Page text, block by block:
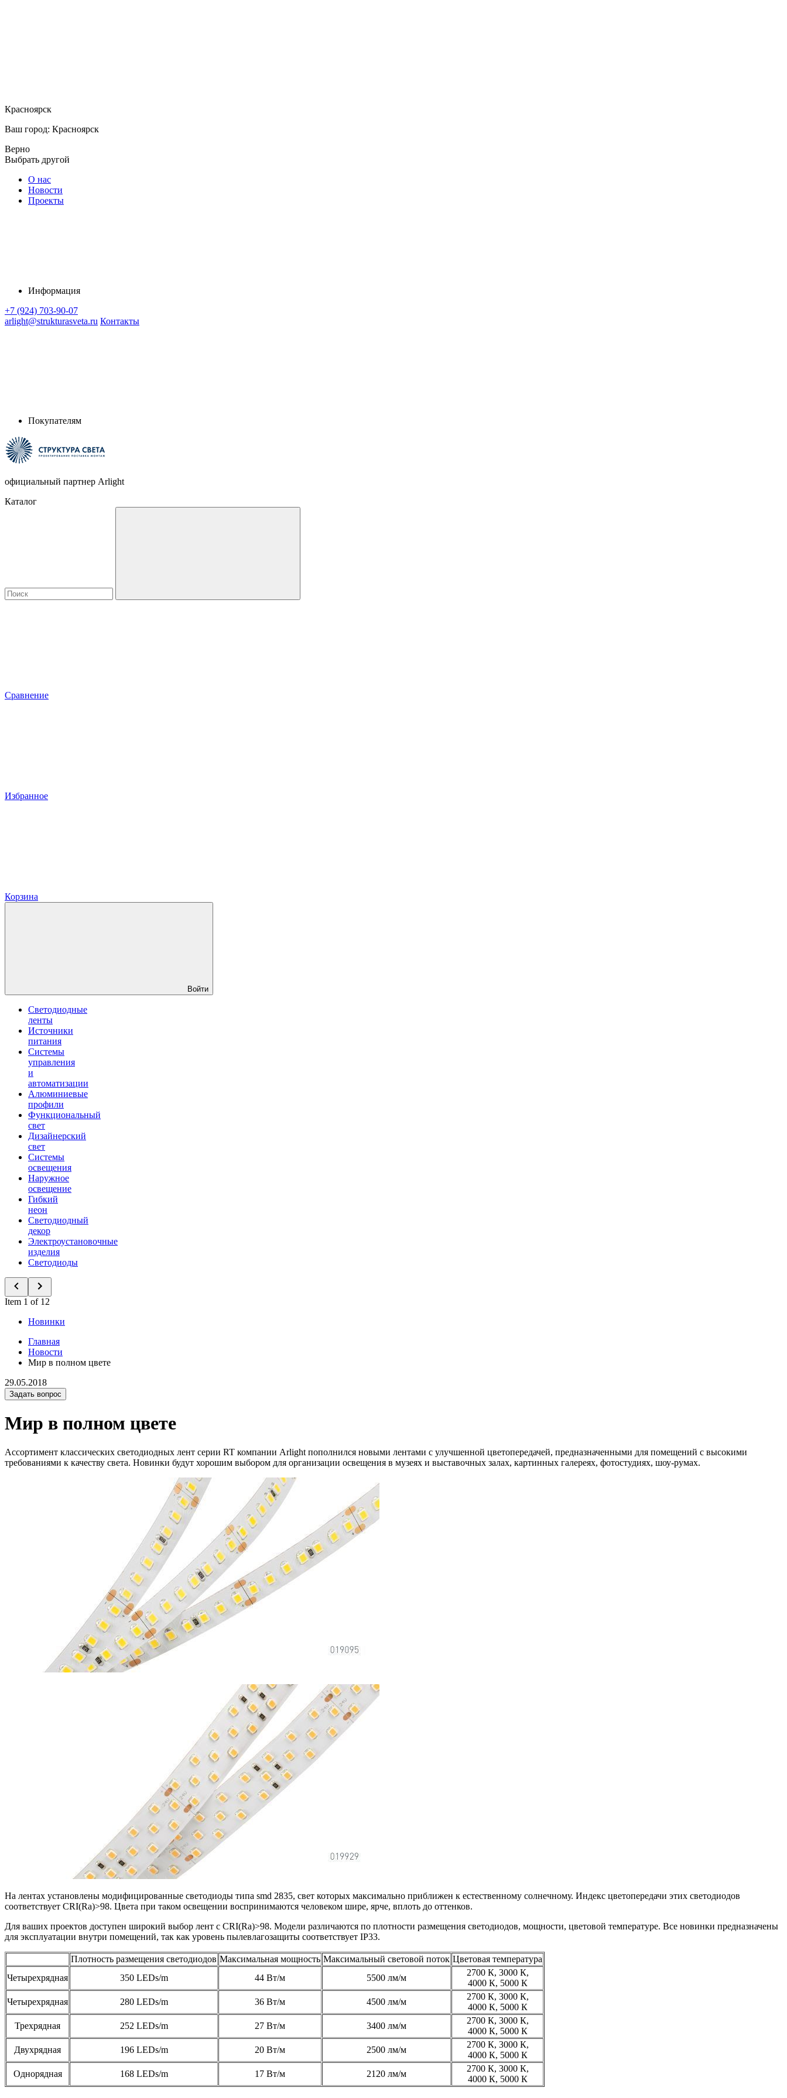
Красноярск
Ваш город: Красноярск
Верно
Выбрать другой
О нас
Новости
Проекты
Информация
+7 (924) 703-90-07
arlight@strukturasveta.ru Контакты
Покупателям
официальный партнер Arlight
Каталог
Сравнение
Избранное
Корзина
Войти
Светодиодные
ленты
Источники
питания
Системы
управления
и
автоматизации
Алюминиевые
профили
Функциональный
свет
Дизайнерский
свет
Системы
освещения
Наружное
освещение
Гибкий
неон
Светодиодный
декор
Электроустановочные
изделия
Светодиоды
Item 1 of 12
Новинки
Главная
Новости
Мир в полном цвете
29.05.2018
Задать вопрос
Мир в полном цвете
Ассортимент классических светодиодных лент серии RT компании Arlight пополнился новыми лентами с улучшенной цветопередачей, предназначенными для помещений с высокими
требованиями к качеству света. Новинки будут хорошим выбором для организации освещения в музеях и выставочных залах, картинных галереях, фотостудиях, шоу-румах.
На лентах установлены модифицированные светодиоды типа smd 2835, свет которых максимально приближен к естественному солнечному. Индекс цветопередачи этих светодиодов
соответствует CRI(Ra)>98. Цвета при таком освещении воспринимаются человеком шире, ярче, вплоть до оттенков.
Для ваших проектов доступен широкий выбор лент с CRI(Ra)>98. Модели различаются по плотности размещения светодиодов, мощности, цветовой температуре. Все новинки предназначены
для эксплуатации внутри помещений, так как уровень пылевлагозащиты соответствует IP33.
Плотность размещения светодиодов Максимальная мощность Максимальный световой поток Цветовая температура
Четырехрядная
350 LEDs/m 44 Вт/м 5500 лм/м
2700 К, 3000 К,
4000 К, 5000 К
Четырехрядная
280 LEDs/m 36 Вт/м 4500 лм/м
2700 К, 3000 К,
4000 К, 5000 К
Трехрядная
252 LEDs/m 27 Вт/м 3400 лм/м
2700 К, 3000 К,
4000 К, 5000 К
Двухрядная
196 LEDs/m 20 Вт/м 2500 лм/м
2700 К, 3000 К,
4000 К, 5000 К
Однорядная
168 LEDs/m 17 Вт/м 2120 лм/м
2700 К, 3000 К,
4000 К, 5000 К